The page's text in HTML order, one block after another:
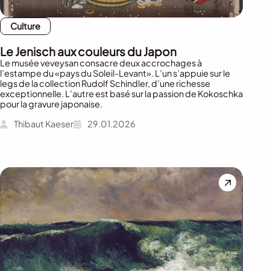
Culture
Le Jenisch aux couleurs du Japon
Le musée veveysan consacre deux accrochages à
l’estampe du «pays du Soleil-Levant». L’un s’appuie sur le
legs de la collection Rudolf Schindler, d’une richesse
exceptionnelle. L’autre est basé sur la passion de Kokoschka
pour la gravure japonaise.
Thibaut Kaeser
29.01.2026